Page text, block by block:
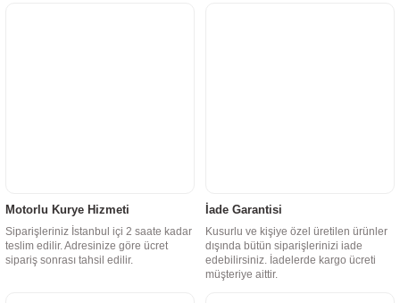
Motorlu Kurye Hizmeti
Siparişleriniz İstanbul içi 2 saate kadar
teslim edilir. Adresinize göre ücret
sipariş sonrası tahsil edilir.
İade Garantisi
Kusurlu ve kişiye özel üretilen ürünler
dışında bütün siparişlerinizi iade
edebilirsiniz. İadelerde kargo ücreti
müşteriye aittir.